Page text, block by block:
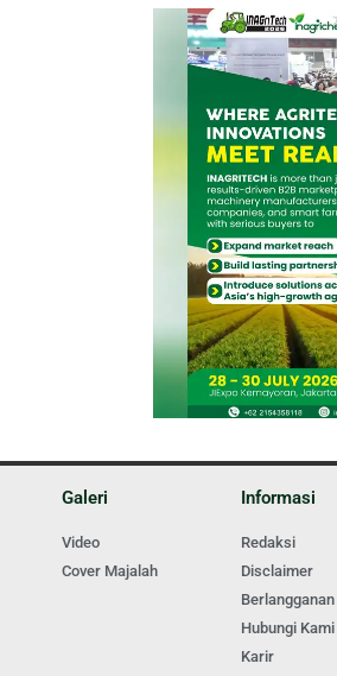
Galeri
Video
Cover Majalah
Informasi
Redaksi
Disclaimer
Berlangganan
Hubungi Kami
Karir